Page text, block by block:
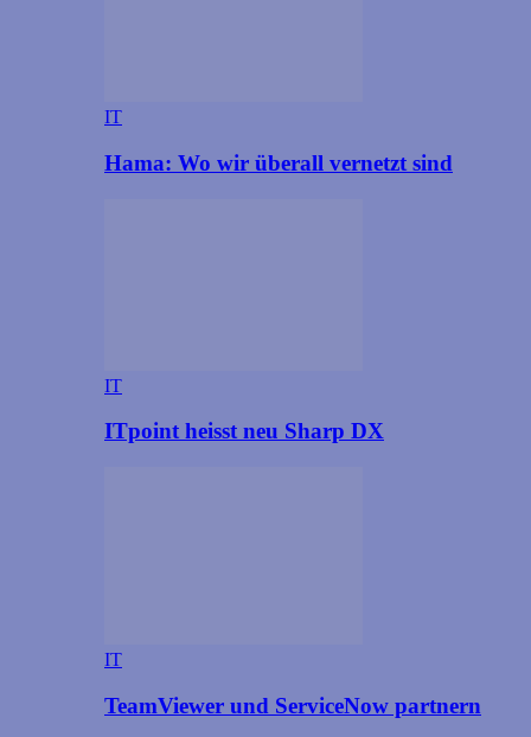
IT
Hama: Wo wir überall vernetzt sind
IT
ITpoint heisst neu Sharp DX
IT
TeamViewer und ServiceNow partnern